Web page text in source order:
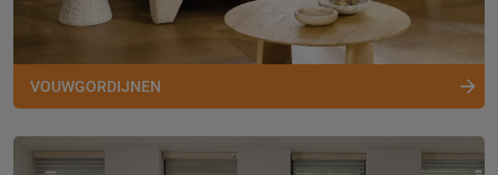
VOUWGORDIJNEN